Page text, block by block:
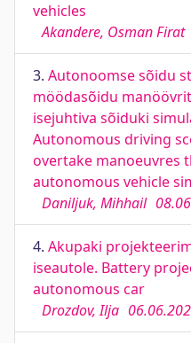
vehicles
Akandere, Osman Firat
3. Autonoomse sõidu
möödasõidu
isejuhtiva sõiduki
Autonomous driving
overtake manoeuvres
autonomous vehicle
Daniljuk, Mihhail
4. Akupaki
iseautole. Battery
autonomous car
Drozdov, Ilja